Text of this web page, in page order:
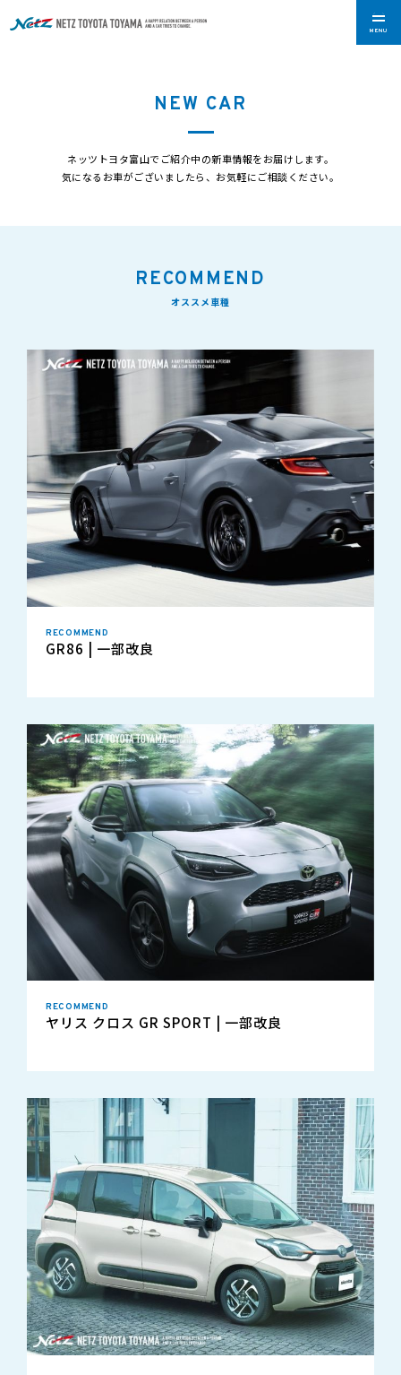
MENU
NEW CAR
ネッツトヨタ富山でご紹介中の新車情報をお届けします。
気になるお車がございましたら、お気軽にご相談ください。
RECOMMEND
オススメ車種
RECOMMEND
GR86 | 一部改良
RECOMMEND
ヤリス クロス GR SPORT | 一部改良